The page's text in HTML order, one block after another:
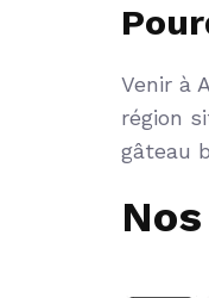
Venir à
région
gâteau